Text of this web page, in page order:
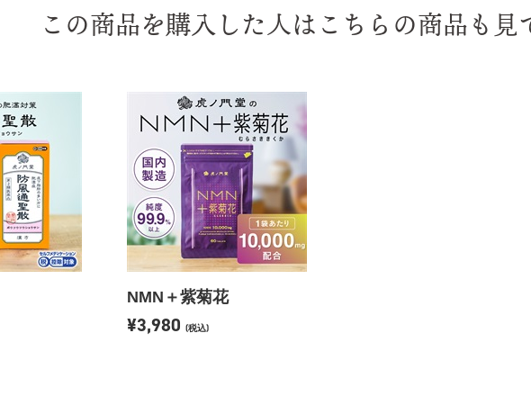
この商品を購入した人はこちらの商品も見
NMN＋紫菊花
¥3,980 (税込)